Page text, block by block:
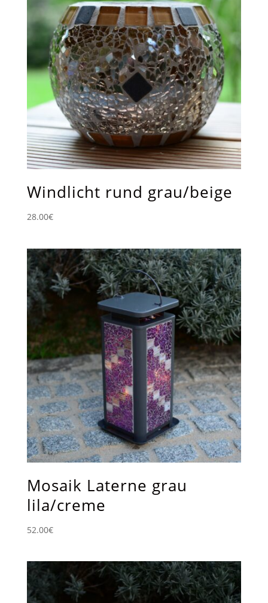
Windlicht rund grau/beige
28.00€
Mosaik Laterne grau
lila/creme
52.00€